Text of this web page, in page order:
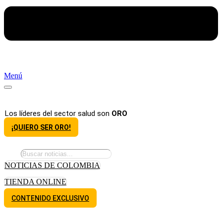
Menú
Los líderes del sector salud son ORO
¡QUIERO SER ORO!
NOTICIAS DE COLOMBIA
TIENDA ONLINE
CONTENIDO EXCLUSIVO